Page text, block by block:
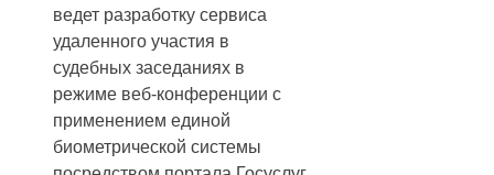
ведет разработку сервиса
удаленного участия в
судебных заседаниях в
режиме веб-конференции с
применением единой
биометрической системы